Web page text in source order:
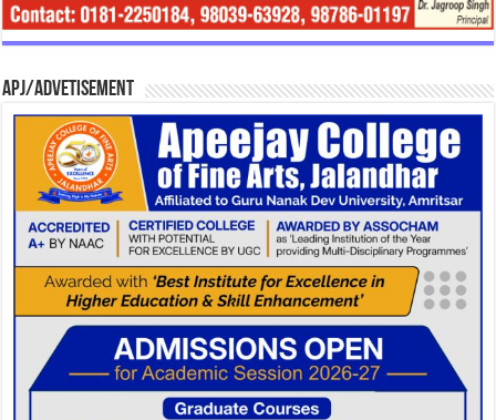
APJ/Advetisement